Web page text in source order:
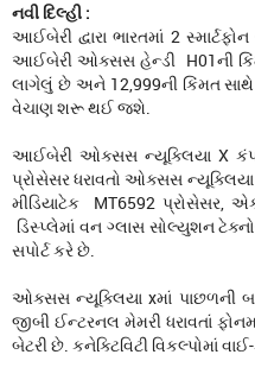
નવી દિલ્હી :
આઈબેરી દ્વારા ભારતમાં 2
આઈબેરી ઓક્સસ હેન્ડી H01ની
લાગેલું છે અને 12,999ની કિંમત
વેચાણ શરૂ થઈ જશે.
આઈબેરી ઓક્સસ ન્યૂક્લિયા X
પ્રોસેસર ધરાવતો ઓક્સસ
મીડિયાટેક MT6592 પ્રોસેસર,
ડિસ્પ્લેમાં વન ગ્લાસ સોલ્યુશન
સપોર્ટ કરે છે.
ઓક્સસ ન્યૂક્લિયા xમાં પાછળની
જીબી ઈન્ટરનલ મેમરી ધરાવતાં
બેટરી છે. કનેક્ટિવિટી વિકલ્પોમાં